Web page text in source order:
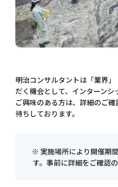
グループ会社採用情報
お知らせ
お問い
明治コンサルタントは「業界
だく機会として、インターンシ
ご興味のある方は、詳細のご
待ちしております。
※ 実施場所により開催期
す。事前に詳細をご確認